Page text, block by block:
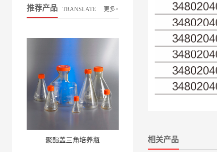
推荐产品 TRANSLATE 更多>
聚酯盖三角培养瓶
三角培养瓶
More
相关产品